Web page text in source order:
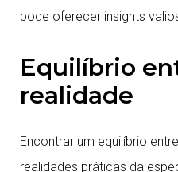
pode oferecer insights
Equilíbrio
realidade
Encontrar um equilíbrio
realidades práticas da